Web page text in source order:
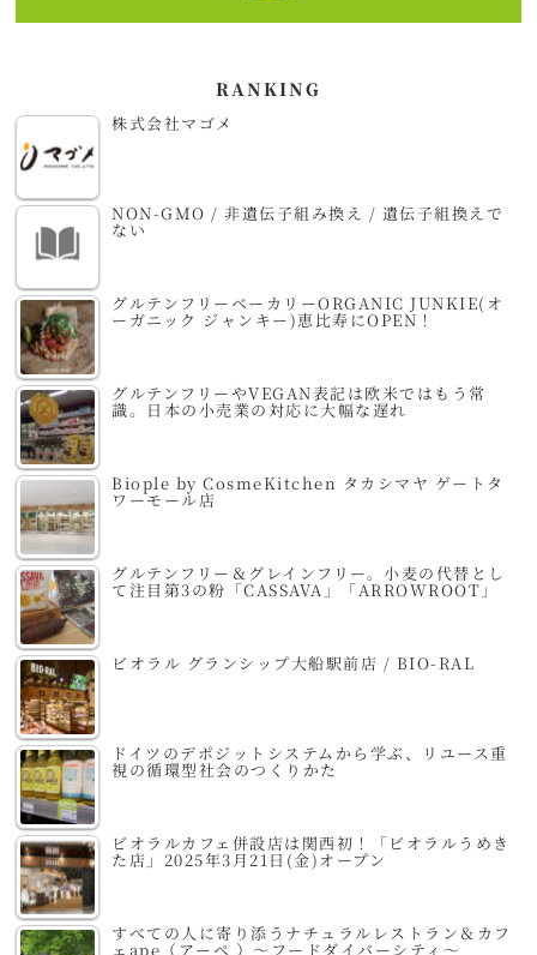
RANKING
株式会社マゴメ
NON-GMO / 非遺伝子組み換え / 遺伝子組換えで
ない
グルテンフリーベーカリーORGANIC JUNKIE(オ
ーガニック ジャンキー)恵比寿にOPEN！
グルテンフリーやVEGAN表記は欧米ではもう常
識。日本の小売業の対応に大幅な遅れ
Biople by CosmeKitchen タカシマヤ ゲートタ
ワーモール店
グルテンフリー＆グレインフリー。小麦の代替とし
て注目第3の粉「CASSAVA」「ARROWROOT」
ビオラル グランシップ大船駅前店 / BIO-RAL
ドイツのデポジットシステムから学ぶ、リユース重
視の循環型社会のつくりかた
ビオラルカフェ併設店は関西初！「ビオラルうめき
た店」2025年3月21日(金)オープン
すべての人に寄り添うナチュラルレストラン＆カフ
ェape（アーペ ）～フードダイバーシティ～